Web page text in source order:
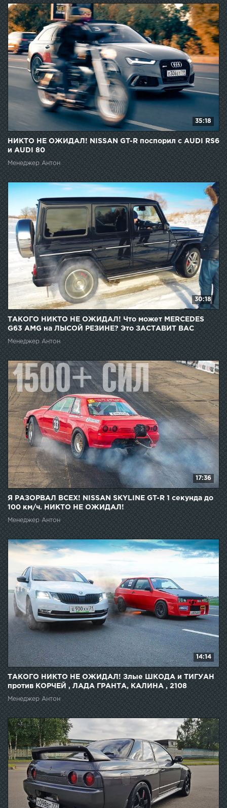
35:18
НИКТО НЕ ОЖИДАЛ! NISSAN GT-R поспорил с AUDI RS6
и AUDI 80
Менеджер Антон
30:18
ТАКОГО НИКТО НЕ ОЖИДАЛ! Что может MERCEDES
G63 AMG на ЛЫСОЙ РЕЗИНЕ? Это ЗАСТАВИТ ВАС
СМЕНИТЬ РЕЗИНУ.
Менеджер Антон
17:36
Я РАЗОРВАЛ ВСЕХ! NISSAN SKYLINE GT-R 1 секунда до
100 км/ч. НИКТО НЕ ОЖИДАЛ!
Менеджер Антон
14:14
ТАКОГО НИКТО НЕ ОЖИДАЛ! Злые ШКОДА и ТИГУАН
против КОРЧЕЙ , ЛАДА ГРАНТА, КАЛИНА , 2108
Менеджер Антон